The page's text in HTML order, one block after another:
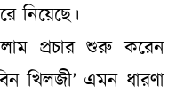
নিয়েছে।
প্রচার শুরু করেন
খিলজী’ এমন ধারণা